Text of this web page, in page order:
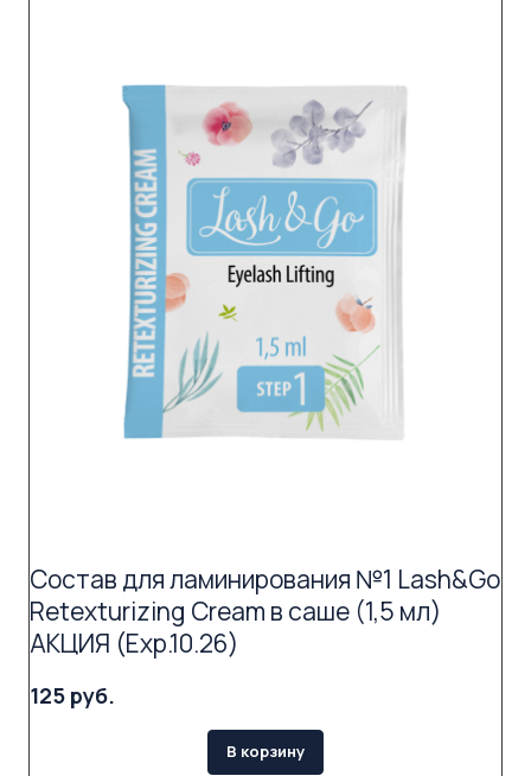
Состав для ламинирования №1 Lash&Go
Retexturizing Cream в саше (1,5 мл)
АКЦИЯ (Exp.10.26)
125 руб.
В корзину